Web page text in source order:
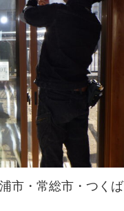
市・常総市・つくば